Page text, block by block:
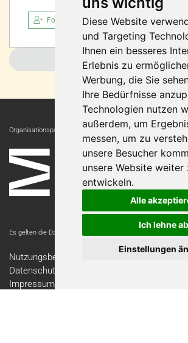
Diese Website
und Targeting
Ihnen ein besseres
Erlebnis zu
Werbung, die Sie
Ihre Bedürfnisse
Technologien nutzen
außerdem, um
messen, um zu
unsere Besucher
unsere Website weiter
entwickeln.
Alle
Ich lehne ab
Einstellungen
Folgen
Weitere laden
Organisationspartnerin:
Es gelten die Datenschutzbestimmungen der Messe Luzern
Nutzungsbedingungen
Datenschutzerklärung
Impressum